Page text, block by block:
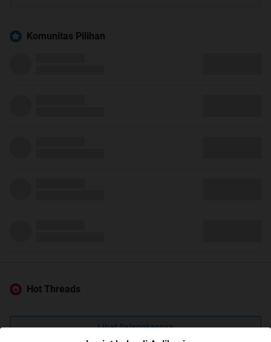
Komunitas Pilihan
Hot Threads
Lihat Selengkapnya